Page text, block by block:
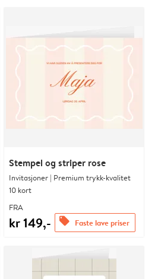
Stempel og striper rose
Invitasjoner | Premium trykk-kvalitet
10 kort
FRA
kr 149,- offers Faste lave priser